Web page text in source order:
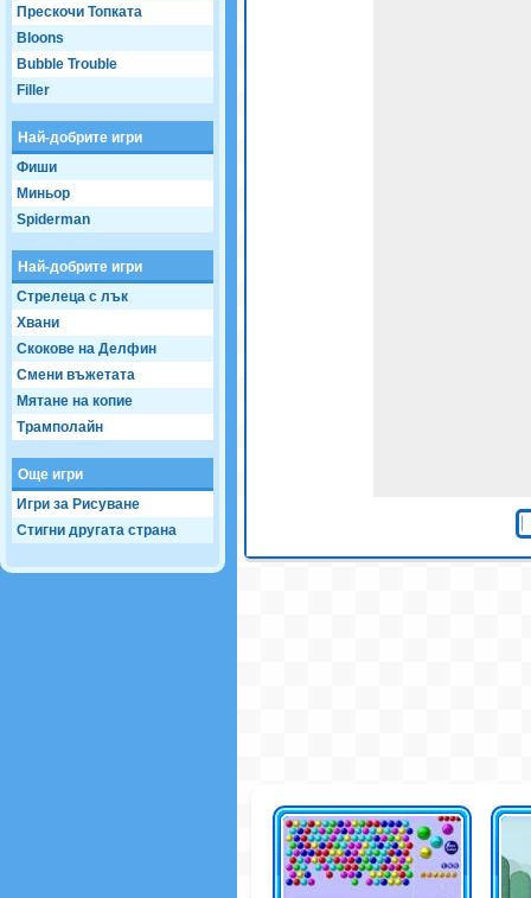
Прескочи Топката
Bloons
Bubble Trouble
Filler
Най-добрите игри
Фиши
Миньор
Spiderman
Най-добрите игри
Стрелеца с лък
Хвани
Скокове на Делфин
Смени въжетата
Мятане на копие
Трамполайн
Още игри
Игри за Рисуване
Стигни другата страна